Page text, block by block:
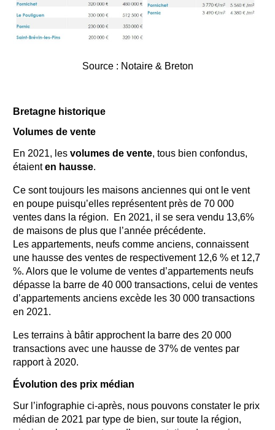
Source : Notaire & Breton
Bretagne historique
Volumes de vente
En 2021, les volumes de vente, tous bien confondus,
étaienten hausse.
Ce sont toujours les maisons anciennes qui ont le vent
en poupe puisqu’elles représentent près de 70 000
ventes dans la région. En 2021, il se sera vendu 13,6%
de maisons de plus que l’année précédente.
Les appartements, neufs comme anciens, connaissent
une hausse des ventes de respectivement 12,6 % et 12,7
%. Alors que le volume de ventes d’appartements neufs
dépasse la barre de 40 000 transactions, celui de ventes
d’appartements anciens excède les 30 000 transactions
en 2021.
Les terrains à bâtir approchent la barre des 20 000
transactions avec une hausse de 37% de ventes par
rapport à 2020.
Évolution des prix médian
Sur l’infographie ci-après, nous pouvons constater le prix
médian de 2021 par type de bien, sur toute la région,